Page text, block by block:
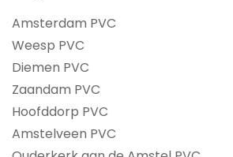
Amsterdam PVC
Weesp PVC
Diemen PVC
Zaandam PVC
Hoofddorp PVC
Amstelveen PVC